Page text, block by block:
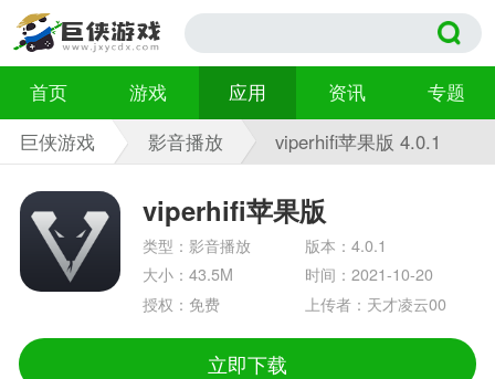
首页 游戏 应用 资讯
专题
巨侠游戏
影音播放 viperhifi苹果版 4.0.1
viperhifi苹果版
类型：影音播放
版本：4.0.1
大小：43.5M
时间：2021-10-20
授权：免费
上传者：天才凌云00
立即下载